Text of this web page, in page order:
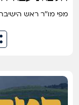
מפי מו''ר ראש הישיבה הרב בניהו שמואלי שליט''א